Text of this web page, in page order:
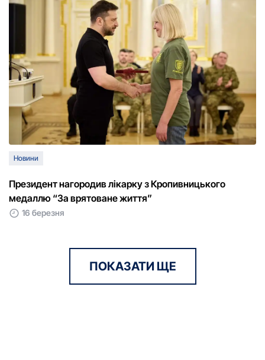
Новини
Президент нагородив лікарку з Кропивницького
медаллю “За врятоване життя”
16 березня
ПОКАЗАТИ ЩЕ